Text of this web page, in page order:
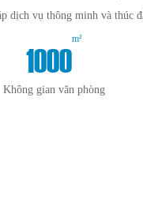
dịch vụ thông minh và thúc
1000
m²
Không gian văn phòng